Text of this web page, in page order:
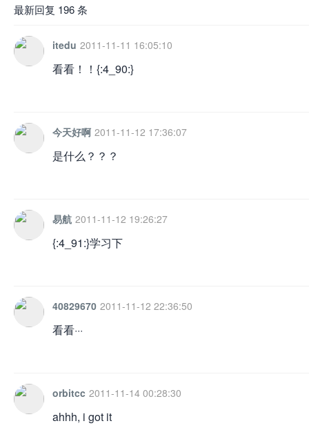
最新回复 196 条
itedu 2011-11-11 16:05:10
看看！！{:4_90:}
今天好啊 2011-11-12 17:36:07
是什么？？？
易航 2011-11-12 19:26:27
{:4_91:}学习下
40829670 2011-11-12 22:36:50
看看···
orbitcc 2011-11-14 00:28:30
ahhh, i got it